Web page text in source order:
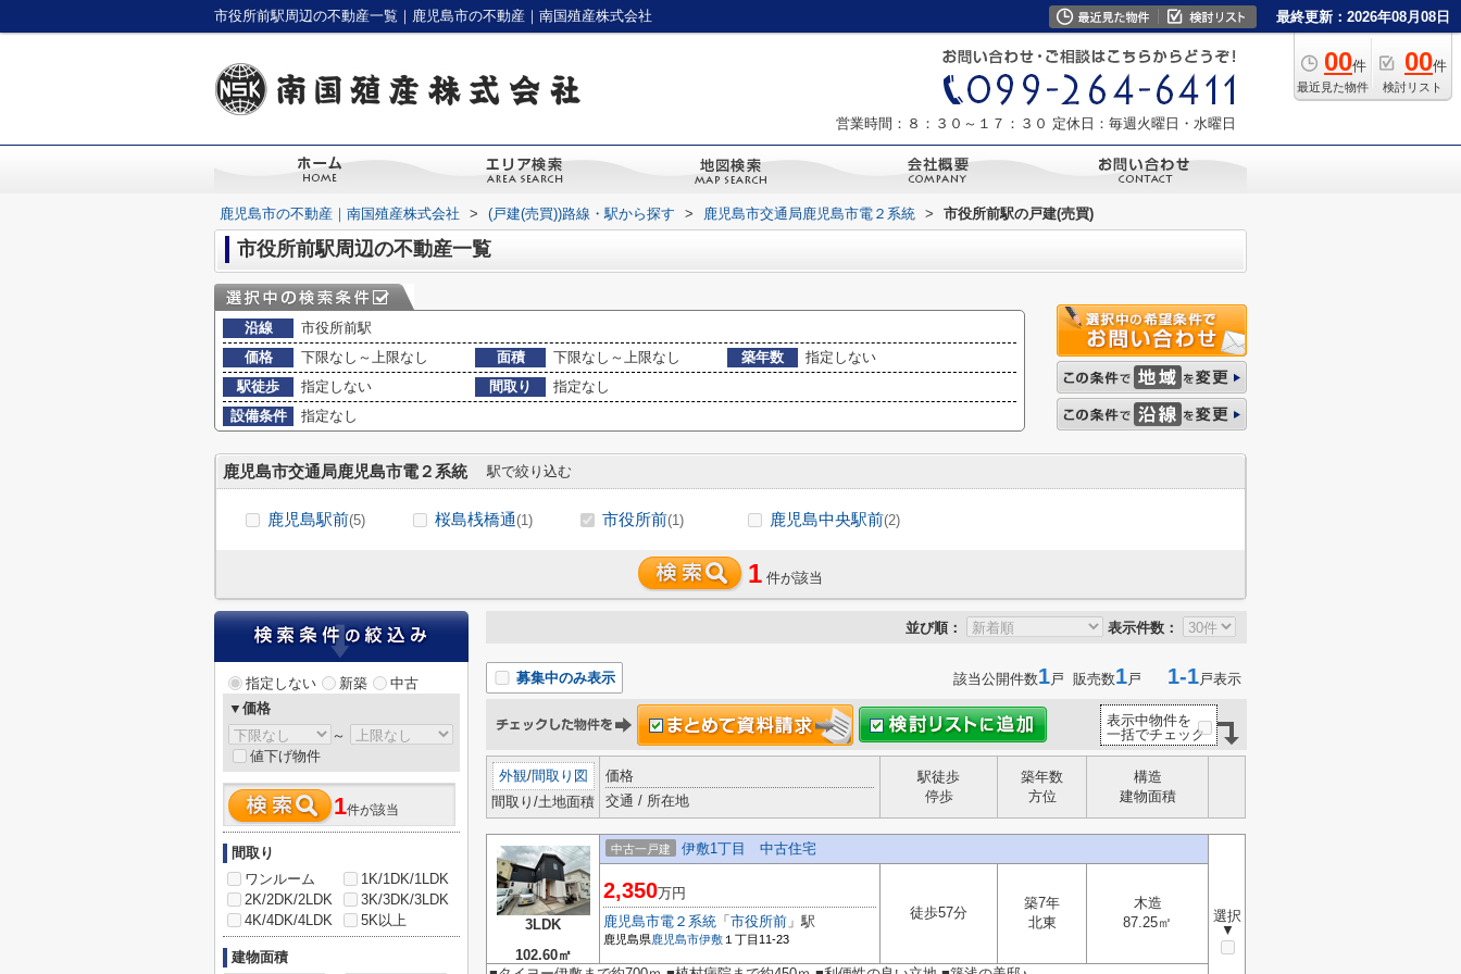
市役所前駅周辺の不動産一覧｜鹿児島市の不動産｜南国殖産株式会社 最終更新：2026年08月08日
00件
最近見た物件
00件
検討リスト
営業時間：８：３０～１７：３０ 定休日：毎週火曜日・水曜日
鹿児島市の不動産｜南国殖産株式会社 > (戸建(売買))路線・駅から探す > 鹿児島市交通局鹿児島市電２系統 > 市役所前駅の戸建(売買)
市役所前駅周辺の不動産一覧
沿線
市役所前駅
価格
下限なし～上限なし 面積 下限なし～上限なし 築年数
指定しない
駅徒歩
指定しない 間取り
指定なし
設備条件
指定なし
鹿児島市交通局鹿児島市電２系統 駅で絞り込む
鹿児島駅前(5) 桜島桟橋通(1) 市役所前(1) 鹿児島中央駅前(2)
1 件が該当
並び順： 表示件数：
募集中のみ表示 該当公開件数1戸 販売数1戸 1-1戸表示
表示中物件を
一括でチェック
外観/間取り図
間取り/土地面積
価格
交通 / 所在地
駅徒歩
停歩
築年数
方位
構造
建物面積
3LDK
102.60㎡
中古一戸建 伊敷1丁目 中古住宅
選択
▼
2,350万円
鹿児島市電２系統 「 市役所前 」駅
鹿児島県鹿児島市伊敷 １丁目11-23
徒歩57分
築7年
北東
木造
87.25㎡
指定しない 新築
中古
▼価格
～
値下げ物件
1件が該当
間取り
ワンルーム
1K/1DK/1LDK
2K/2DK/2LDK
3K/3DK/3LDK
4K/4DK/4LDK
5K以上
建物面積